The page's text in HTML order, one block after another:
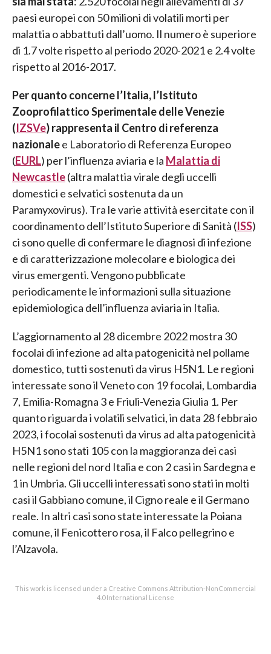
paesi europei con 50 milioni di volatili morti per
malattia o abbattuti dall’uomo. Il numero è superiore
di 1.7 volte rispetto al periodo 2020-2021 e 2.4 volte
rispetto al 2016-2017.
Per quanto concerne l’Italia, l’Istituto
Zooprofilattico Sperimentale delle Venezie
(IZSVe) rappresenta il Centro di referenza
nazionalee Laboratorio di Referenza Europeo
(EURL) per l’influenza aviaria e la Malattia di
Newcastle(altra malattia virale degli uccelli
domestici e selvatici sostenuta da un
Paramyxovirus). Tra le varie attività esercitate con il
coordinamento dell’Istituto Superiore di Sanità (ISS)
ci sono quelle di confermare le diagnosi di infezione
e di caratterizzazione molecolare e biologica dei
virus emergenti. Vengono pubblicate
periodicamente le informazioni sulla situazione
epidemiologica dell’influenza aviaria in Italia.
L’aggiornamento al 28 dicembre 2022 mostra 30
focolai di infezione ad alta patogenicità nel pollame
domestico, tutti sostenuti da virus H5N1. Le regioni
interessate sono il Veneto con 19 focolai, Lombardia
7, Emilia-Romagna 3 e Friuli-Venezia Giulia 1. Per
quanto riguarda i volatili selvatici, in data 28 febbraio
2023, i focolai sostenuti da virus ad alta patogenicità
H5N1 sono stati 105 con la maggioranza dei casi
nelle regioni del nord Italia e con 2 casi in Sardegna e
1 in Umbria. Gli uccelli interessati sono stati in molti
casi il Gabbiano comune, il Cigno reale e il Germano
reale. In altri casi sono state interessate la Poiana
comune, il Fenicottero rosa, il Falco pellegrino e
l’Alzavola.
This work is licensed under a Creative Commons Attribution-NonCommercial
4.0 International License